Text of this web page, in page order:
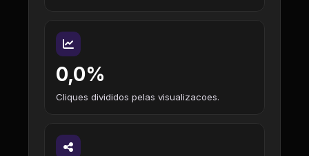
0,0%
Cliques divididos pelas visualizacoes.